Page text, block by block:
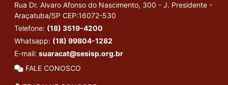
Rua Dr. Alvaro Afonso do Nascimento, 300 - J. Presidente -
Araçatuba/SP CEP:16072-530
Telefone: (18) 3519-4200
Whatsapp: (18) 99804-1282
E-mail: suaracat@sesisp.org.br
FALE CONOSCO